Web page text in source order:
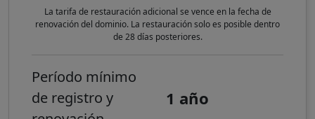
La tarifa de restauración adicional se vence en la fecha de
renovación del dominio. La restauración solo es posible dentro
de 28 días posteriores.
Período mínimo
de registro y
1 año